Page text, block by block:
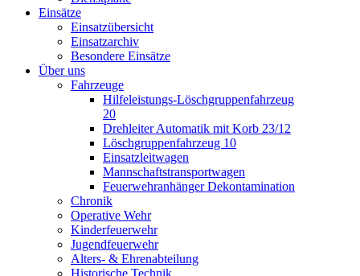
Einsätze
Einsatzübersicht
Einsatzarchiv
Besondere Einsätze
Über uns
Fahrzeuge
Hilfeleistungs-Löschgruppenfahrzeug
20
Drehleiter Automatik mit Korb 23/12
Löschgruppenfahrzeug 10
Einsatzleitwagen
Mannschaftstransportwagen
Feuerwehranhänger Dekontamination
Chronik
Operative Wehr
Kinderfeuerwehr
Jugendfeuerwehr
Alters- & Ehrenabteilung
Historische Technik